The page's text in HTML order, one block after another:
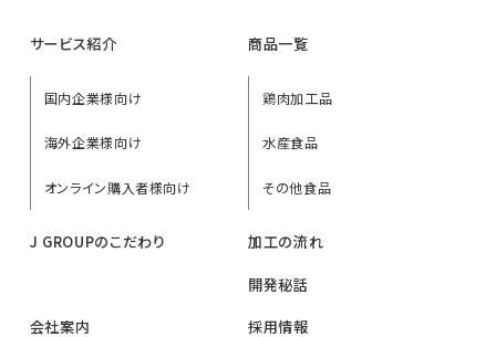
サービス紹介
国内企業様向け
海外企業様向け
オンライン購入者様向け
J GROUPのこだわり
商品一覧
鶏肉加工品
水産食品
その他食品
加工の流れ
開発秘話
会社案内 採用情報